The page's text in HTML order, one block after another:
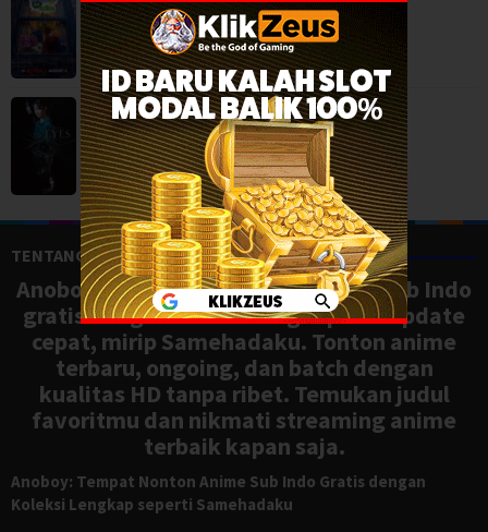
Animation,Family, Movies,
The Eyes (2026)
Horror,Movies,Thriller,Korea
TENTANG ANOBOY
Anoboy adalah situs nonton anime sub Indo
gratis dengan koleksi lengkap dan update
cepat, mirip Samehadaku. Tonton anime
terbaru, ongoing, dan batch dengan
kualitas HD tanpa ribet. Temukan judul
favoritmu dan nikmati streaming anime
terbaik kapan saja.
Anoboy: Tempat Nonton Anime Sub Indo Gratis dengan
Koleksi Lengkap seperti Samehadaku